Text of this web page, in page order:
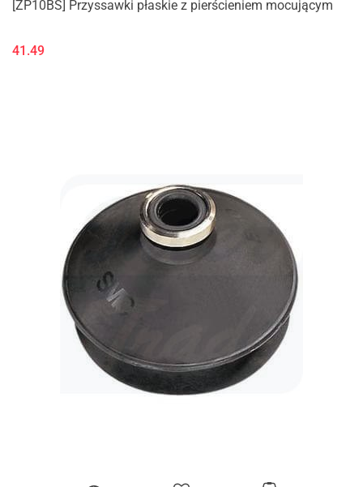
[ZP10BS] Przyssawki płaskie z pierścieniem mocującym
41.49